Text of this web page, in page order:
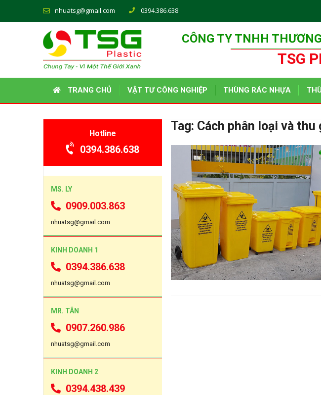
nhuatsg@gmail.com 0394.386.638
CÔNG TY TNHH
TSG
TRANG CHỦ VẬT TƯ CÔNG NGHIỆP THÙNG RÁC NHỰA
Tag: Cách phân loại và
Hotline
0394.386.638
MS. LY
0909.003.863
nhuatsg@gmail.com
KINH DOANH 1
0394.386.638
nhuatsg@gmail.com
MR. TÂN
0907.260.986
nhuatsg@gmail.com
KINH DOANH 2
0394.438.439